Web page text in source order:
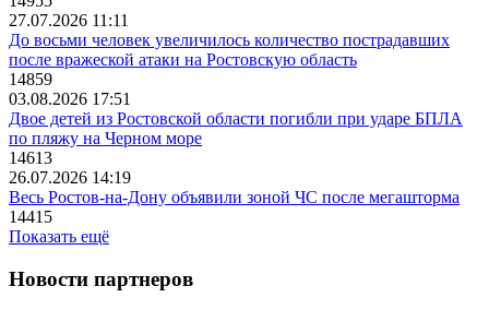
27.07.2026 11:11
До восьми человек увеличилось количество пострадавших
после вражеской атаки на Ростовскую область
14859
03.08.2026 17:51
Двое детей из Ростовской области погибли при ударе БПЛА
по пляжу на Черном море
14613
26.07.2026 14:19
Весь Ростов-на-Дону объявили зоной ЧС после мегашторма
14415
Показать ещё
Новости партнеров